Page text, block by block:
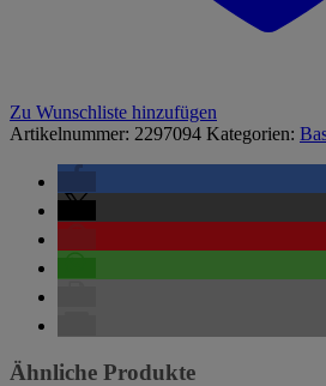
Zu Wunschliste hinzufügen
Artikelnummer: 2297094 Kategorien:
Ähnliche Produkte